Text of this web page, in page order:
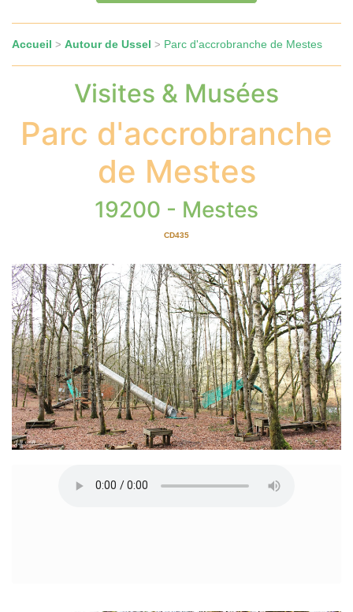
Accueil > Autour de Ussel > Parc d'accrobranche de Mestes
Visites & Musées
Parc d'accrobranche
de Mestes
19200 - Mestes
CD435